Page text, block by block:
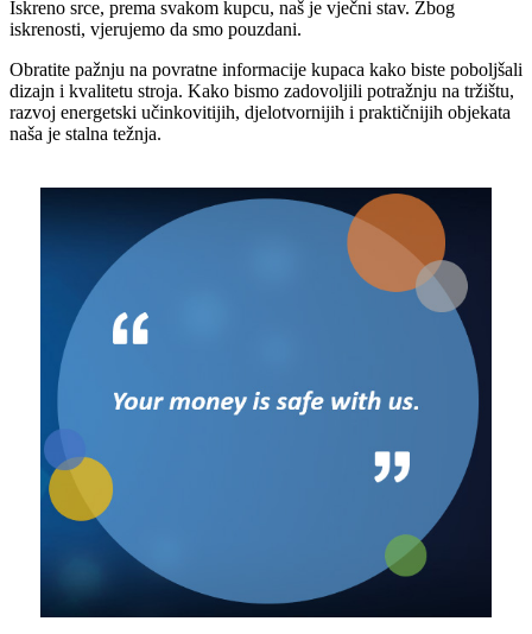
Iskreno srce, prema svakom kupcu, naš je vječni stav. Zbog
iskrenosti, vjerujemo da smo pouzdani.
Obratite pažnju na povratne informacije kupaca kako biste poboljšali
dizajn i kvalitetu stroja. Kako bismo zadovoljili potražnju na tržištu,
razvoj energetski učinkovitijih, djelotvornijih i praktičnijih objekata
naša je stalna težnja.